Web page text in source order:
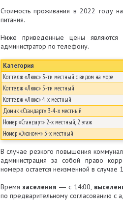
Стоимость проживания в 2022 году
питания.
Ниже приведенные цены являются
администратор по телефону.
Категория
Коттедж «Люкс» 5-ти местный с видом на море
Коттедж «Люкс» 5-ти местный
Коттедж «Люкс» 4-х местный
Домик «Стандарт» 3-4-х местный
Номер «Стандарт» 2-х местный, 2 этаж
Номер «Эконом+» 3-х местный
В случае резкого повышения
администрация за собой право
номера остается неизменной в случае
Время заселения ― с 14:00,
по предварительному согласованию с